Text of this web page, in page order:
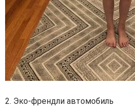
2. Эко-френдли автомобиль